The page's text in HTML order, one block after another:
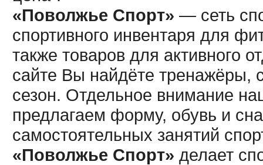
«Поволжье Спорт» — сеть
спортивного инвентаря для
также товаров для активного
сайте Вы найдёте тренажёры,
сезон. Отдельное внимание
предлагаем форму, обувь и
самостоятельных занятий
«Поволжье Спорт» делает